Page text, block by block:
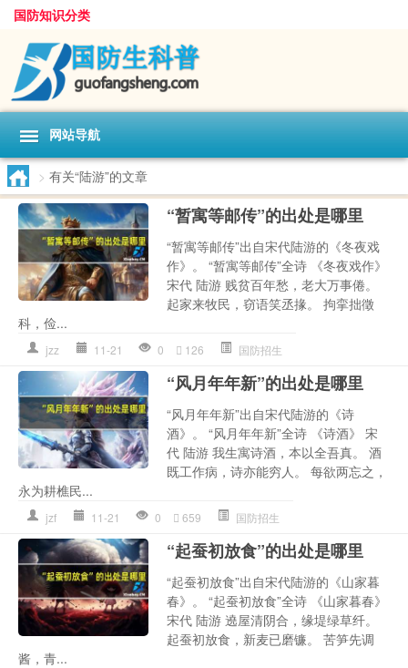
国防知识分类
网站导航
> 有关“陆游”的文章
“暂寓等邮传”的出处是哪里
“暂寓等邮传”出自宋代陆游的《冬夜戏
作》。 “暂寓等邮传”全诗 《冬夜戏作》
宋代 陆游 贱贫百年愁，老大万事倦。
起家来牧民，窃语笑丞掾。 拘挛拙徵
科，俭...
jzz 11-21 0 126 国防招生
“风月年年新”的出处是哪里
“风月年年新”出自宋代陆游的《诗
酒》。 “风月年年新”全诗 《诗酒》 宋
代 陆游 我生寓诗酒，本以全吾真。 酒
既工作病，诗亦能穷人。 每欲两忘之，
永为耕樵民...
jzf 11-21 0 659 国防招生
“起蚕初放食”的出处是哪里
“起蚕初放食”出自宋代陆游的《山家暮
春》。 “起蚕初放食”全诗 《山家暮春》
宋代 陆游 遶屋清阴合，缘堤绿草纤。
起蚕初放食，新麦已磨镰。 苦笋先调
酱，青...